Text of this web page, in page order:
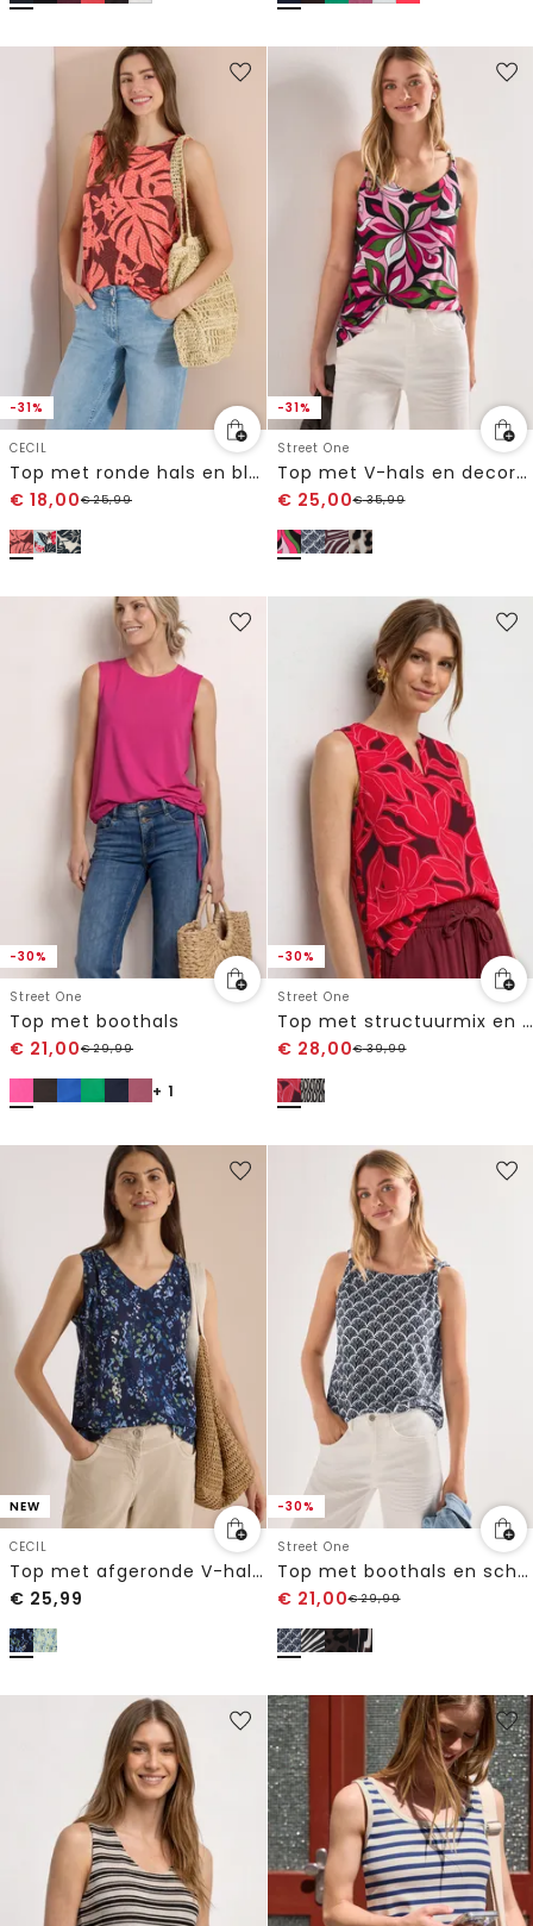
-31%
CECIL
Top met ronde hals en bladprint
€ 18,00€25,99
-31%
Street One
Top met V-hals en decoratief detail
€ 25,00€35,99
-30%
Street One
Top met boothals
€ 21,00€29,99
+ 1
-30%
Street One
Top met structuurmix en print
€ 28,00€39,99
NEW
CECIL
Top met afgeronde V-hals en print
€ 25,99
-30%
Street One
Top met boothals en schouderdetail
€ 21,00€29,99